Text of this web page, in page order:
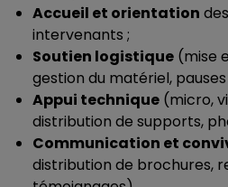
Accueil et orientation
intervenants ;
Soutien logistique (mise
gestion du matériel,
Appui technique (micro,
distribution de supports,
Communication et
distribution de brochures,